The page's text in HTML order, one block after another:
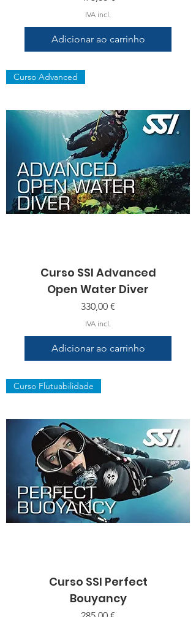
IVA incl.
Adicionar ao carrinho
Curso Advanced
Curso SSI Advanced
Open Water Diver
Preço
330,00 €
IVA incl.
Adicionar ao carrinho
Curso Flutuabilidade
Curso SSI Perfect
Bouyancy